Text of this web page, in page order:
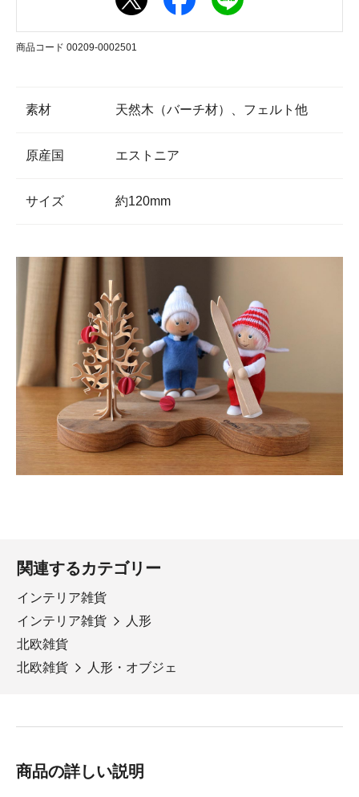
商品コード 00209-0002501
素材 天然木（バーチ材）、フェルト他
原産国 エストニア
サイズ 約120mm
関連するカテゴリー
インテリア雑貨
インテリア雑貨
人形
北欧雑貨
北欧雑貨
人形・オブジェ
商品の詳しい説明